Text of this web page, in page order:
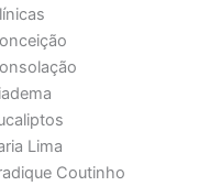
Lima
Coutinho